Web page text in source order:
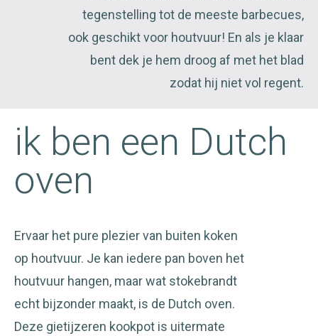
tegenstelling tot de meeste barbecues,
ook geschikt voor houtvuur! En als je klaar
bent dek je hem droog af met het blad
zodat hij niet vol regent.
ik ben een Dutch
oven
Ervaar het pure plezier van buiten koken
op houtvuur. Je kan iedere pan boven het
houtvuur hangen, maar wat stokebrandt
echt bijzonder maakt, is de Dutch oven.
Deze gietijzeren kookpot is uitermate